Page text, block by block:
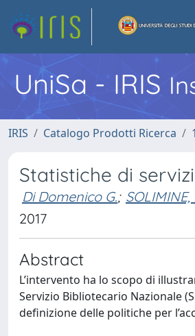
UniSa - IRIS
IRIS Catalogo Prodotti Ricerca
Statistiche di
Di Domenico G.;
2017
Abstract
L’intervento ha lo scopo di
Servizio Bibliotecario Nazionale
definizione delle politiche per